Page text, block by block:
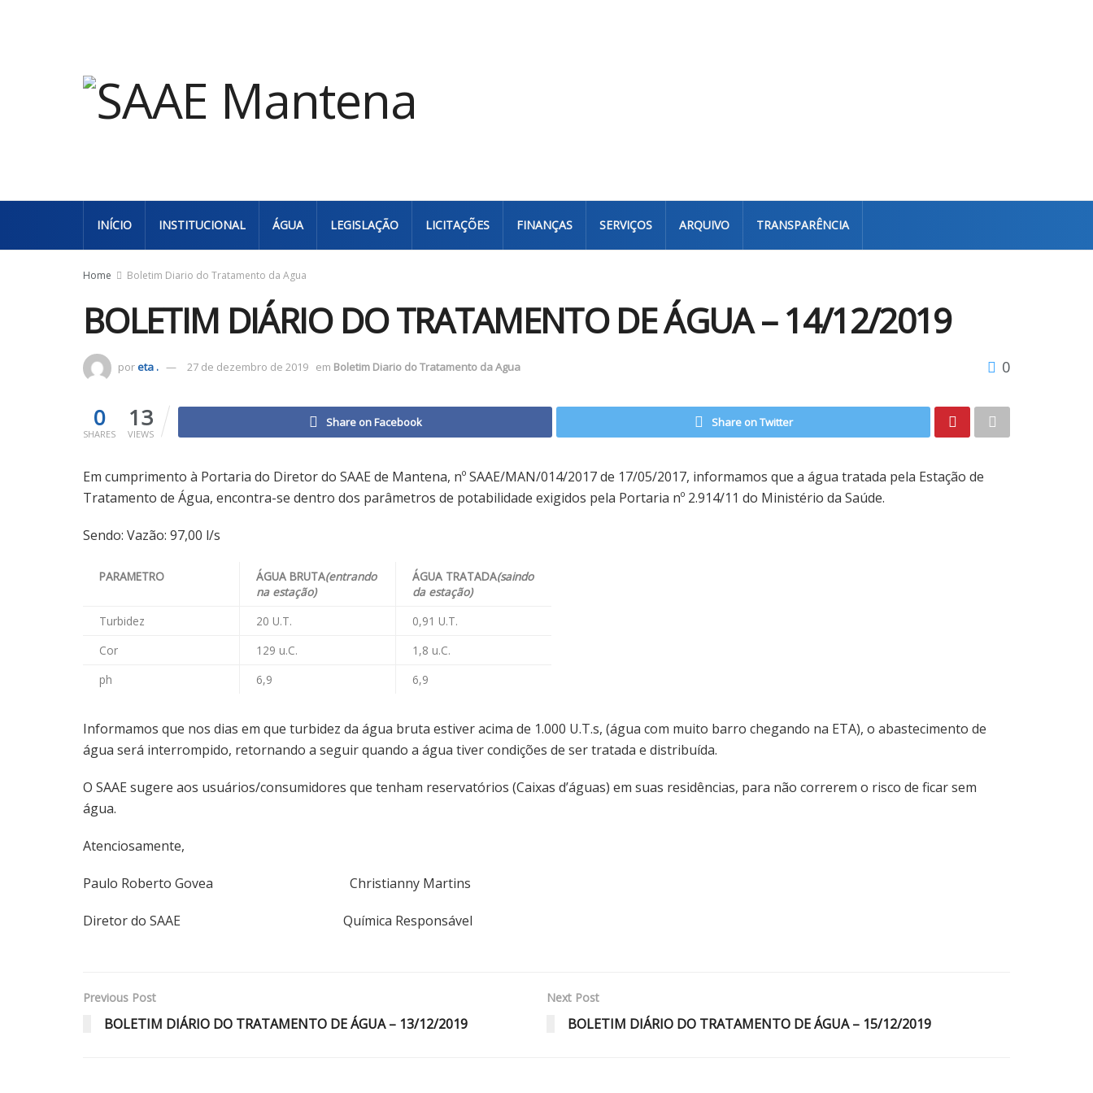
INÍCIO INSTITUCIONAL ÁGUA LEGISLAÇÃO LICITAÇÕES FINANÇAS SERVIÇOS ARQUIVO TRANSPARÊNCIA
Home Boletim Diario do Tratamento da Agua
BOLETIM DIÁRIO DO TRATAMENTO DE ÁGUA – 14/12/2019
poreta . 27 de dezembro de 2019 em Boletim Diario do Tratamento da Agua 0
0
SHARES
13
VIEWS
Share on Facebook Share on Twitter
Em cumprimento à Portaria do Diretor do SAAE de Mantena, nº SAAE/MAN/014/2017 de 17/05/2017, informamos que a água tratada pela Estação de
Tratamento de Água, encontra-se dentro dos parâmetros de potabilidade exigidos pela Portaria nº 2.914/11 do Ministério da Saúde.
Sendo: Vazão: 97,00 l/s
PARAMETRO ÁGUA BRUTA(entrando
na estação)
ÁGUA TRATADA(saindo
da estação)
Turbidez
20 U.T.
0,91 U.T.
Cor
129 u.C.
1,8 u.C.
ph
6,9 6,9
Informamos que nos dias em que turbidez da água bruta estiver acima de 1.000 U.T.s, (água com muito barro chegando na ETA), o abastecimento de
água será interrompido, retornando a seguir quando a água tiver condições de ser tratada e distribuída.
O SAAE sugere aos usuários/consumidores que tenham reservatórios (Caixas d’águas) em suas residências, para não correrem o risco de ficar sem
água.
Atenciosamente,
Paulo Roberto Govea Christianny Martins
Diretor do SAAE Química Responsável
Previous Post
BOLETIM DIÁRIO DO TRATAMENTO DE ÁGUA – 13/12/2019
Next Post
BOLETIM DIÁRIO DO TRATAMENTO DE ÁGUA – 15/12/2019